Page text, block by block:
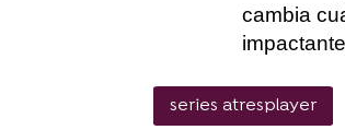
cambia
series atresplayer